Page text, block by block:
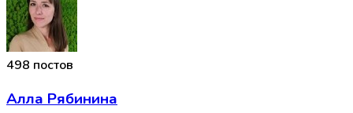
498 постов
Алла Рябинина